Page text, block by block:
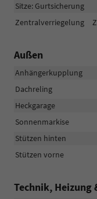
Sitze: Gurtsicherung
Zentralverriegelung
Außen
Anhängerkupplung
Dachreling
Heckgarage
Sonnenmarkise
Stützen hinten
Stützen vorne
Technik,